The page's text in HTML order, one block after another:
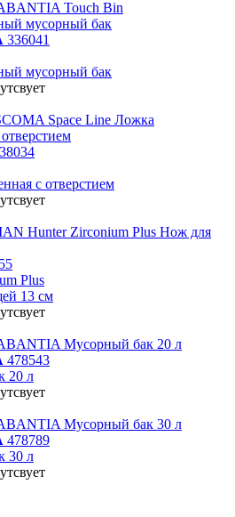
336041
мусорный бак
с отверстием
Plus
13 см
478543
20 л
478789
30 л